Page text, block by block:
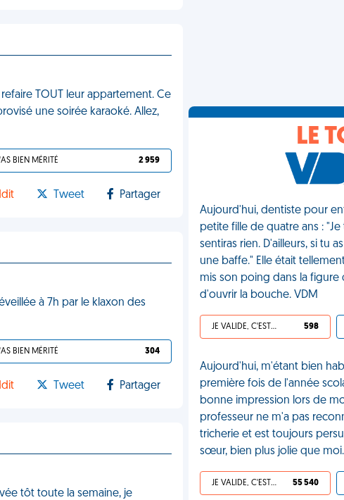
TOUT leur appartement. Ce
une soirée karaoké. Allez,
BIEN MÉRITÉ 2 959
Tweet Partager
à 7h par le klaxon des
BIEN MÉRITÉ 304
Tweet Partager
tôt toute la semaine, je
LE
Aujourd'hui, dentiste pour
petite fille de quatre ans :
sentiras rien. D'ailleurs, si tu
une baffe." Elle était
mis son poing dans la figure
d'ouvrir la bouche. VDM
JE VALIDE, C'EST UNE VDM 598
Aujourd'hui, m'étant bien
première fois de l'année
bonne impression lors de
professeur ne m'a pas
tricherie et est toujours
sœur, bien plus jolie que moi.
JE VALIDE, C'EST UNE VDM 55 540